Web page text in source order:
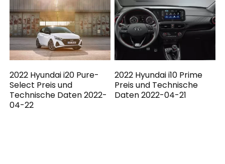
2022 Hyundai i20 Pure-
Select Preis und
Technische Daten 2022-
04-22
2022 Hyundai i10 Prime
Preis und Technische
Daten 2022-04-21